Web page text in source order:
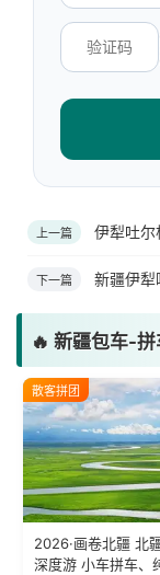
上一篇 伊犁吐尔
下一篇 新疆伊犁
🔥 新疆包车-拼
散客拼团
2026·画卷北疆 北
深度游 小车拼车、